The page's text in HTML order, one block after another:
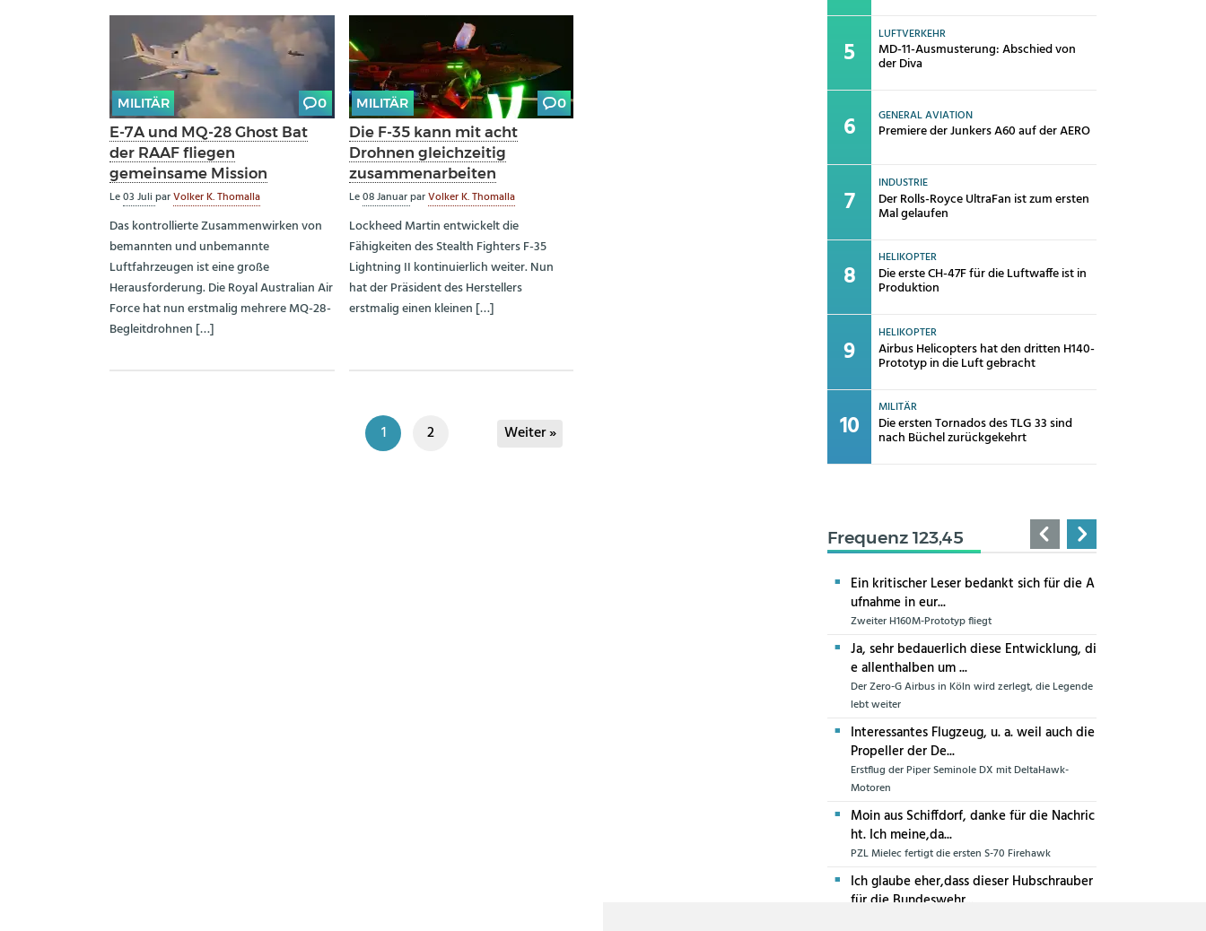
MILITÄR 0
E-7A und MQ-28 Ghost Bat
der RAAF fliegen
gemeinsame Mission
Le03 Juli parVolker K. Thomalla
Das kontrollierte Zusammenwirken von
bemannten und unbemannte
Luftfahrzeugen ist eine große
Herausforderung. Die Royal Australian Air
Force hat nun erstmalig mehrere MQ-28-
Begleitdrohnen […]
MILITÄR 0
Die F-35 kann mit acht
Drohnen gleichzeitig
zusammenarbeiten
Le08 JanuarparVolker K. Thomalla
Lockheed Martin entwickelt die
Fähigkeiten des Stealth Fighters F-35
Lightning II kontinuierlich weiter. Nun
hat der Präsident des Herstellers
erstmalig einen kleinen […]
1 2 Weiter »
LUFTVERKEHR
MD-11-Ausmusterung: Abschied von
der Diva
GENERAL AVIATION
Premiere der Junkers A60 auf der AERO
INDUSTRIE
Der Rolls-Royce UltraFan ist zum ersten
Mal gelaufen
HELIKOPTER
Die erste CH-47F für die Luftwaffe ist in
Produktion
HELIKOPTER
Airbus Helicopters hat den dritten H140-
Prototyp in die Luft gebracht
MILITÄR
Die ersten Tornados des TLG 33 sind
nach Büchel zurückgekehrt
Frequenz 123,45
Ein kritischer Leser bedankt sich für die A
ufnahme in eur...
Zweiter H160M-Prototyp fliegt
Ja, sehr bedauerlich diese Entwicklung, di
e allenthalben um ...
Der Zero-G Airbus in Köln wird zerlegt, die Legende
lebt weiter
Interessantes Flugzeug, u. a. weil auch die
Propeller der De...
Erstflug der Piper Seminole DX mit DeltaHawk-
Motoren
Moin aus Schiffdorf, danke für die Nachric
ht. Ich meine,da...
PZL Mielec fertigt die ersten S-70 Firehawk
Ich glaube eher,dass dieser Hubschrauber
für die Bundeswehr...